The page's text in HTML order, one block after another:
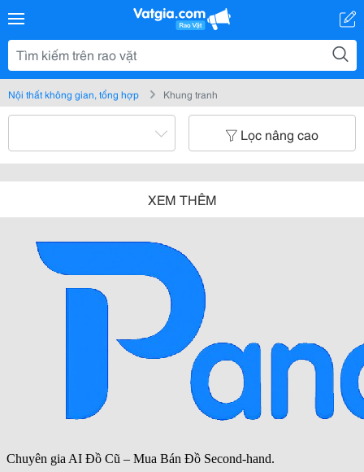
Nội thất không gian, tổng hợp Khung tranh
Lọc nâng cao
XEM THÊM